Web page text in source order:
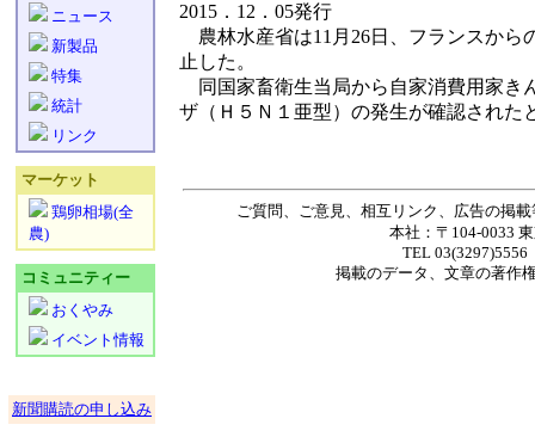
ニュース
新製品
特集
統計
リンク
マーケット
鶏卵相場(全
農)
コミュニティー
おくやみ
イベント情報
新聞購読の申し込み
2015．12．05発行
農林水産省は11月26日、フランスから
止した。
同国家畜衛生当局から自家消費用家き
ザ（Ｈ５Ｎ１亜型）の発生が確認された
ご質問、ご意見、相互リンク、広告の掲
本社：〒104-0033
TEL
掲載のデータ 、 文章の著作